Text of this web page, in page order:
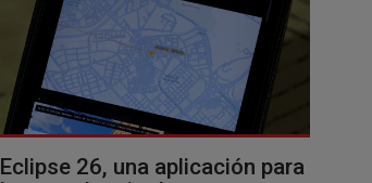
Eclipse 26, una aplicación para